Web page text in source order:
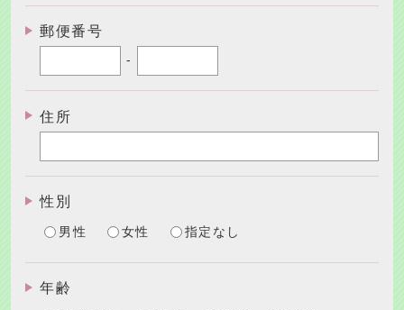
郵便番号
-
住所
性別
男性 女性 指定なし
年齢